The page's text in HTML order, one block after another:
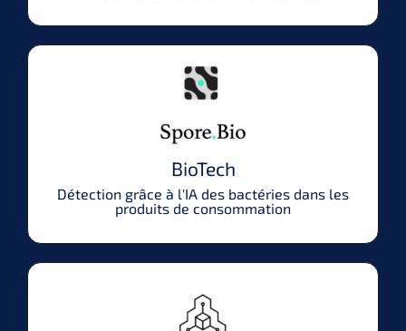
BioTech
Détection grâce à l'IA des bactéries dans les
produits de consommation